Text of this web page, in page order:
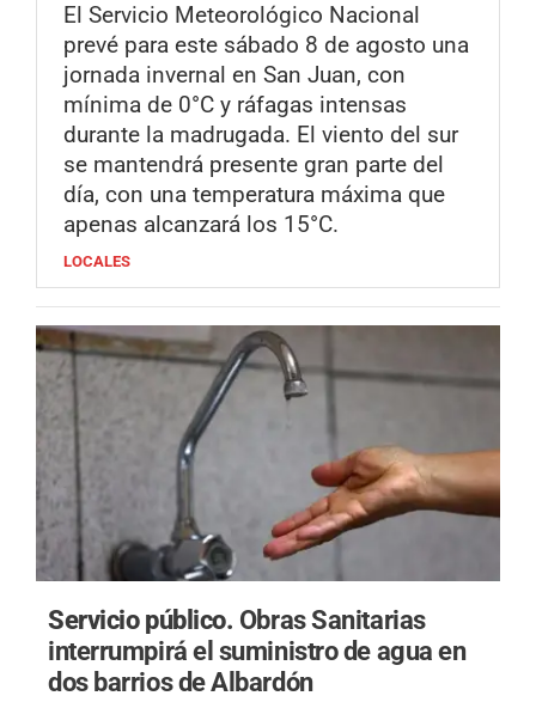
El Servicio Meteorológico Nacional
prevé para este sábado 8 de agosto una
jornada invernal en San Juan, con
mínima de 0°C y ráfagas intensas
durante la madrugada. El viento del sur
se mantendrá presente gran parte del
día, con una temperatura máxima que
apenas alcanzará los 15°C.
LOCALES
Servicio público. Obras Sanitarias
interrumpirá el suministro de agua en
dos barrios de Albardón